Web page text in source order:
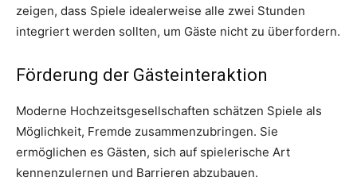
zeigen, dass Spiele idealerweise alle zwei Stunden
integriert werden sollten, um Gäste nicht zu überfordern.
Förderung der Gästeinteraktion
Moderne Hochzeitsgesellschaften schätzen Spiele als
Möglichkeit, Fremde zusammenzubringen. Sie
ermöglichen es Gästen, sich auf spielerische Art
kennenzulernen und Barrieren abzubauen.